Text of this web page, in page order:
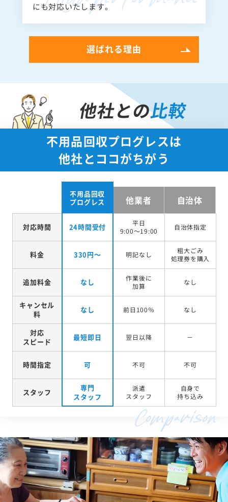
にも対応いたします。
選ばれる理由
他社との比較
不用品回収プログレスは
他社とココがちがう
不用品回収
プログレス
他業者 自治体
対応時間 24時間受付
平日
9:00～19:00
自治体指定
料金 330円～ 明記なし
粗大ごみ
処理券を購入
追加料金 なし
作業後に
加算
なし
キャンセル
料
なし 前日100％ なし
対応
スピード
最短即日 翌日以降 －
時間指定 可 不可 不可
スタッフ
専門
スタッフ
派遣
スタッフ
自身で
持ち込み